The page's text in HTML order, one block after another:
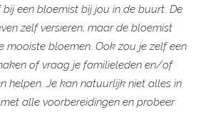
een bloemist bij jou in de buurt. De
zelf versieren, maar de bloemist
mooiste bloemen. Ook zou je zelf een
of vraag je familieleden en/of
helpen. Je kan natuurlijk niet alles in
alle voorbereidingen en probeer